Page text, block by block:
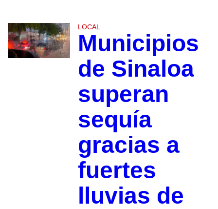
LOCAL
Municipios
de Sinaloa
superan
sequía
gracias a
fuertes
lluvias de